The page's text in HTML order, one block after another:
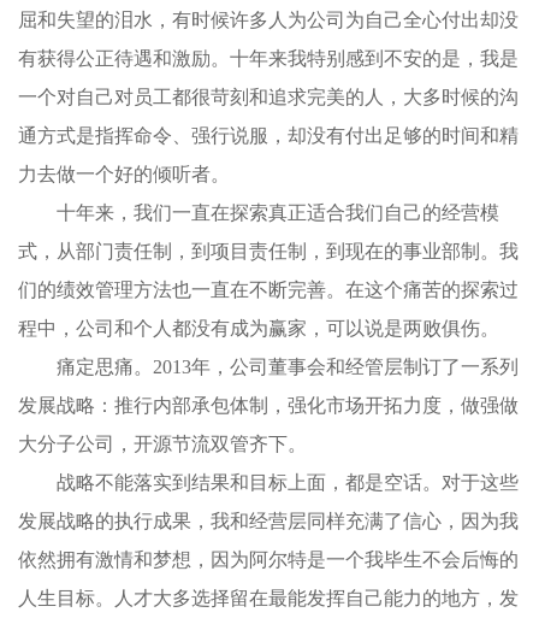
屈和失望的泪水，有时候许多人为公司为自己全心付出却没
有获得公正待遇和激励。十年来我特别感到不安的是，我是
一个对自己对员工都很苛刻和追求完美的人，大多时候的沟
通方式是指挥命令、强行说服，却没有付出足够的时间和精
力去做一个好的倾听者。
十年来，我们一直在探索真正适合我们自己的经营模
式，从部门责任制，到项目责任制，到现在的事业部制。我
们的绩效管理方法也一直在不断完善。在这个痛苦的探索过
程中，公司和个人都没有成为赢家，可以说是两败俱伤。
痛定思痛。2013年，公司董事会和经管层制订了一系列
发展战略：推行内部承包体制，强化市场开拓力度，做强做
大分子公司，开源节流双管齐下。
战略不能落实到结果和目标上面，都是空话。对于这些
发展战略的执行成果，我和经营层同样充满了信心，因为我
依然拥有激情和梦想，因为阿尔特是一个我毕生不会后悔的
人生目标。人才大多选择留在最能发挥自己能力的地方，发